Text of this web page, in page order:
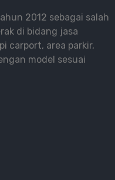
2012 sebagai salah
di bidang jasa
carport, area parkir,
model sesuai